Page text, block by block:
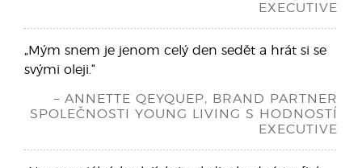
EXECUTIVE
„Mým snem je jenom celý den sedět a hrát si se
svými oleji.“
– ANNETTE QEYQUEP, BRAND PARTNER
SPOLEČNOSTI YOUNG LIVING S HODNOSTÍ
EXECUTIVE